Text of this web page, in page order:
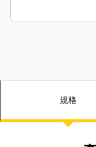
規格